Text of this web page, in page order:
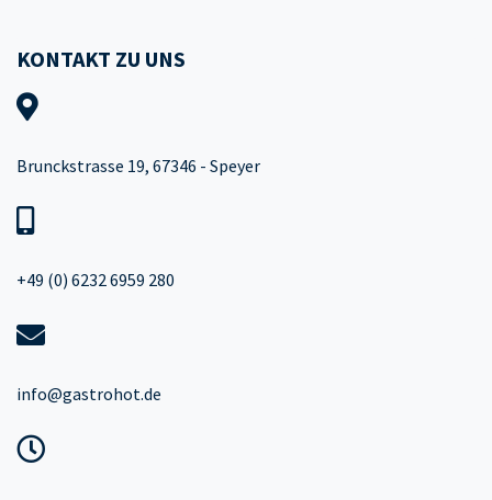
KONTAKT ZU UNS
Brunckstrasse 19, 67346 - Speyer
+49 (0) 6232 6959 280
info@gastrohot.de